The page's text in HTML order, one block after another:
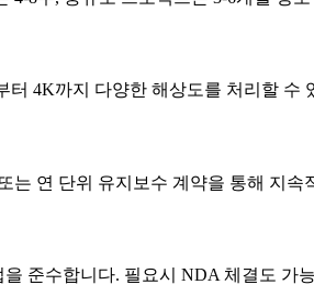
터 4K까지 다양한 해상도를 처리할 수
연 단위 유지보수 계약을 통해 지속
준수합니다. 필요시 NDA 체결도 가